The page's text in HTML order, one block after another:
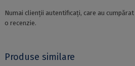
Numai clienții autentificați, care au
o recenzie.
Produse similare